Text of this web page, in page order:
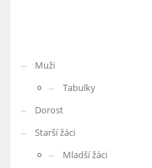
Muži
Tabulky
Dorost
Starší žáci
Mladší žáci